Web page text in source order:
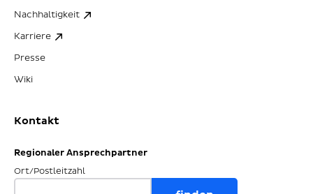
Nachhaltigkeit
Karriere
Presse
Wiki
Kontakt
Regionaler Ansprechpartner
Ort/Postleitzahl